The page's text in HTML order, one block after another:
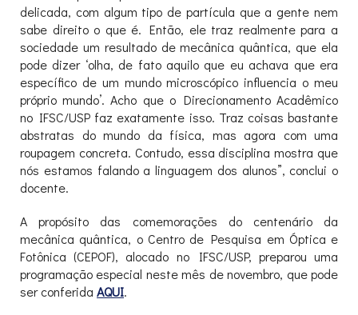
delicada, com algum tipo de partícula que a gente nem
sabe direito o que é. Então, ele traz realmente para a
sociedade um resultado de mecânica quântica, que ela
pode dizer ‘olha, de fato aquilo que eu achava que era
específico de um mundo microscópico influencia o meu
próprio mundo’. Acho que o Direcionamento Acadêmico
no IFSC/USP faz exatamente isso. Traz coisas bastante
abstratas do mundo da física, mas agora com uma
roupagem concreta. Contudo, essa disciplina mostra que
nós estamos falando a linguagem dos alunos”, conclui o
docente.
A propósito das comemorações do centenário da
mecânica quântica, o Centro de Pesquisa em Óptica e
Fotônica (CEPOF), alocado no IFSC/USP, preparou uma
programação especial neste mês de novembro, que pode
ser conferida AQUI.